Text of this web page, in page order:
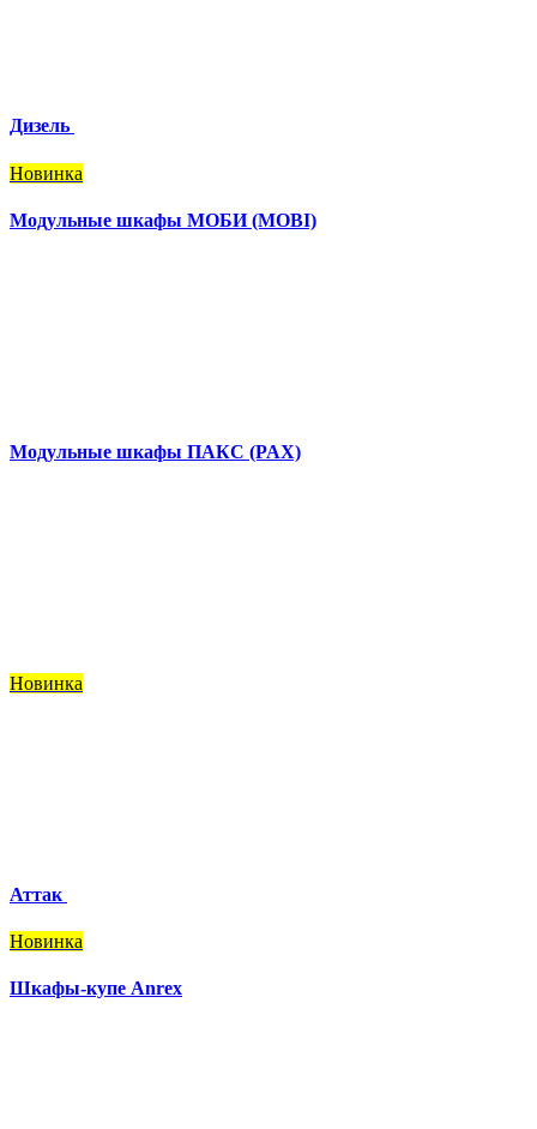
Дизель
Новинка
Модульные шкафы МОБИ (MOBI)
Модульные шкафы ПАКС (PAX)
Новинка
Аттак
Новинка
Шкафы-купе Anrex